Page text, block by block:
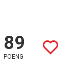
89
POENG